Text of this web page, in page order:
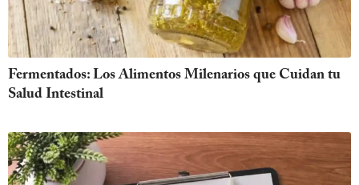
Fermentados: Los Alimentos Milenarios que Cuidan tu
Salud Intestinal